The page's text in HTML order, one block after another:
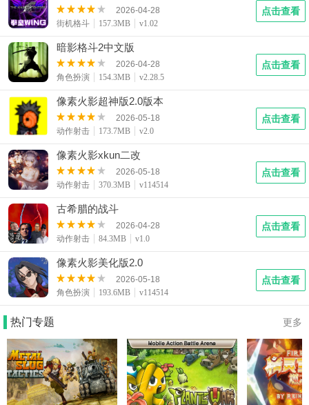
2026-04-28
街机格斗
157.3MB v1.02
点击查看
暗影格斗2中文版
2026-04-28
角色扮演
154.3MB v2.28.5
点击查看
像素火影超神版2.0版本
2026-05-18
动作射击
173.7MB v2.0
点击查看
像素火影xkun二改
2026-05-18
动作射击
370.3MB v114514
点击查看
古希腊的战斗
2026-04-28
动作射击
84.3MB v1.0
点击查看
像素火影美化版2.0
2026-05-18
角色扮演
193.6MB v114514
点击查看
热门专题 更多